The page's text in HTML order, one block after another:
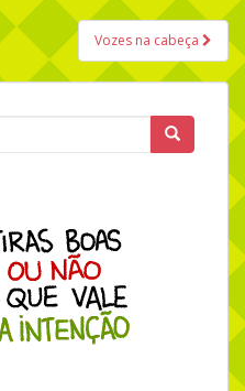
Vozes na cabeça